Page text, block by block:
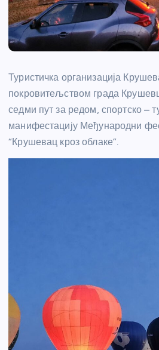
Туристичка организација
покровитељством града
седми пут за редом, спортско –
манифестацију Међународни
“Крушевац кроз облаке”.